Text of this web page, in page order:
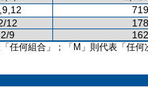
12
2/9
任何組合」；「M」則代表「任何